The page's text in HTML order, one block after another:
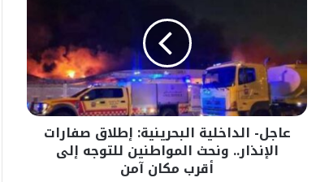
الإنذار..
ونحث
المواطنين
للتوجه
عاجل- الداخلية البحرينية: إطلاق صفارات
الإنذار.. ونحث المواطنين للتوجه إلى
أقرب مكان آمن